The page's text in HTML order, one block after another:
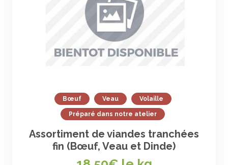
Bœuf Veau Volaille
Préparé dans notre atelier
Assortiment de viandes tranchées
fin (Bœuf, Veau et Dinde)